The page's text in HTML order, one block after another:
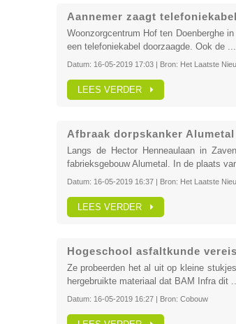
Aannemer zaagt
Woonzorgcentrum Hof ten Doenberghe
een telefoniekabel doorzaagde. Ook de ...
Datum: 16-05-2019 17:03| Bron: Het Laatste
LEES VERDER
Afbraak dorpskanker
Langs de Hector Henneaulaan in
fabrieksgebouw Alumetal. In de plaats
Datum: 16-05-2019 16:37| Bron: Het Laatste
LEES VERDER
Hogeschool asfaltkunde
Ze probeerden het al uit op kleine
hergebruikte materiaal dat BAM Infra dit
Datum: 16-05-2019 16:27| Bron: Cobouw